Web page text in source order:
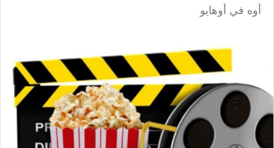
أوه في أوهايو